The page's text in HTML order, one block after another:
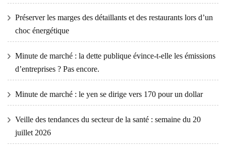
Préserver les marges des détaillants et des restaurants lors d’un
choc énergétique
Minute de marché : la dette publique évince-t-elle les émissions
d’entreprises ? Pas encore.
Minute de marché : le yen se dirige vers 170 pour un dollar
Veille des tendances du secteur de la santé : semaine du 20
juillet 2026